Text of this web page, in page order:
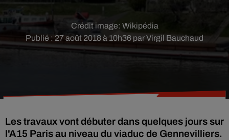
Publié : 27 août 2018 à 10h36 par Virgil Bauchaud
Crédit image: Wikipédia
Les travaux vont débuter dans quelques jours sur
l'A15 Paris au niveau du viaduc de Gennevilliers.